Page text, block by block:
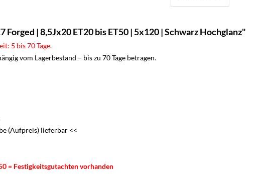
Forged | 8,5Jx20 ET20 bis ET50 | 5x120 | Schwarz Hochglanz"
5 bis 70 Tage.
vom Lagerbestand – bis zu 70 Tage betragen.
(Aufpreis) lieferbar <<
= Festigkeitsgutachten vorhanden